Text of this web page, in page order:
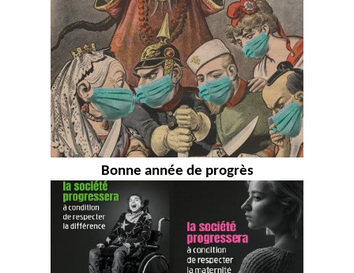
Bonne année de progrès